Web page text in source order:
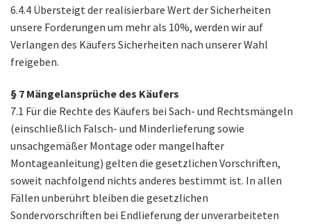
6.4.4 Übersteigt der realisierbare Wert der Sicherheiten
unsere Forderungen um mehr als 10%, werden wir auf
Verlangen des Käufers Sicherheiten nach unserer Wahl
freigeben.
§ 7 Mängelansprüche des Käufers
7.1 Für die Rechte des Käufers bei Sach- und Rechtsmängeln
(einschließlich Falsch- und Minderlieferung sowie
unsachgemäßer Montage oder mangelhafter
Montageanleitung) gelten die gesetzlichen Vorschriften,
soweit nachfolgend nichts anderes bestimmt ist. In allen
Fällen unberührt bleiben die gesetzlichen
Sondervorschriften bei Endlieferung der unverarbeiteten